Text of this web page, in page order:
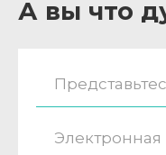
А вы что